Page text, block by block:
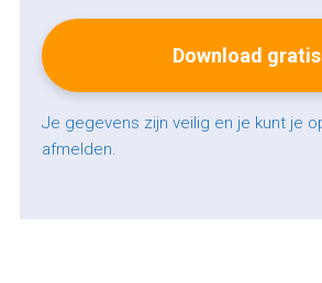
Je gegevens zijn veilig en je kunt je
afmelden.